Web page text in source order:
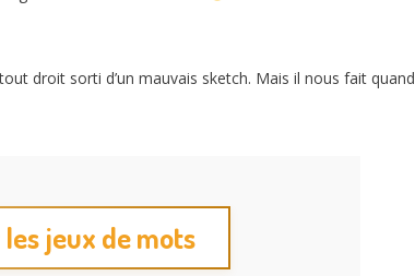
droit sorti d’un mauvais sketch. Mais il nous fait quand
jeux de mots